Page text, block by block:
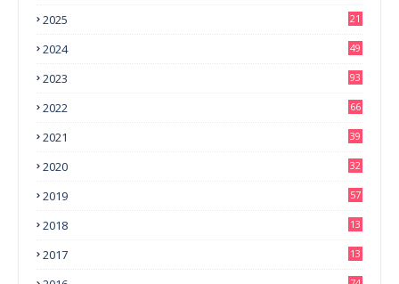
2025 21
2024 49
2023 93
2022 66
2021 39
2020 32
2019 57
2018
13
2017
13